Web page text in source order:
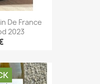
De France
2023